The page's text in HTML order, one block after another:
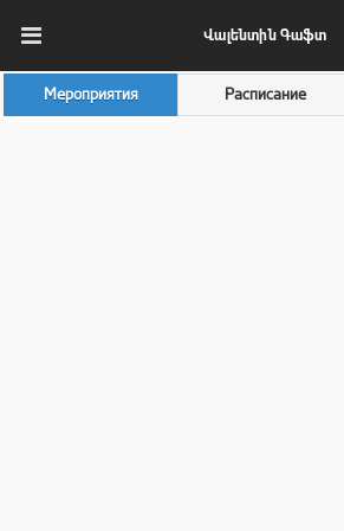
Վալենտին Գաֆտ
Мероприятия Расписание